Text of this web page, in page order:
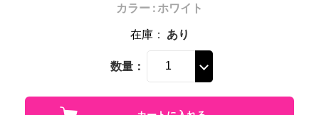
カラー : ホワイト
在庫： あり
数量：